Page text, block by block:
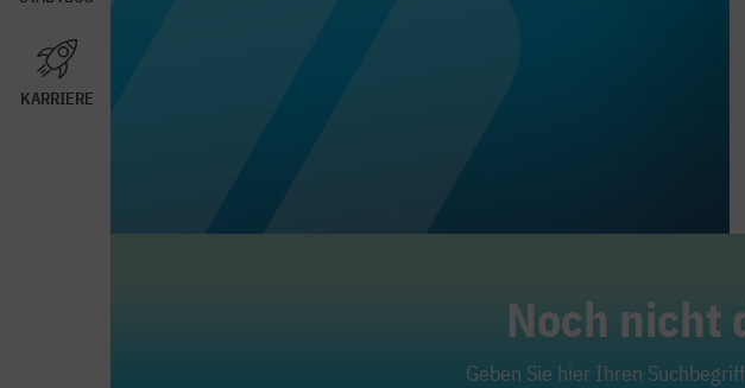
KARRIERE
Noch nicht
Geben Sie hier Ihren